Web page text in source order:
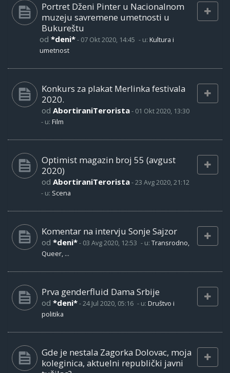
Portret Dženi Pinter u Nacionalnom
muzeju savremene umetnosti u
Bukureštu
od *deni*- 07 Okt 2020, 14:45 - u: Kultura i
umetnost
Konkurs za plakat Merlinka festivala
2020.
od AbortiraniTerorista- 01 Okt 2020, 13:30
- u: Film
Optimist magazin broj 55 (avgust
2020)
od AbortiraniTerorista-23 Avg 2020, 21:12
- u: Scena
Komentar na intervju Sonje Sajzor
od *deni*- 03 Avg 2020, 12:53 - u: Transrodno,
Queer, ...
Prva genderfluid Dama Srbije
od *deni*-24 Jul 2020, 05:16 - u: Društvo i
politika
Gde je nestala Zagorka Dolovac, moja
koleginica, aktuelni republički javni